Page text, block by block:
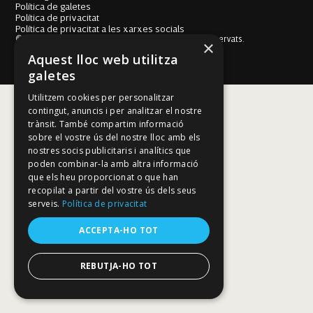
Política de galetes
Política de privacitat
Política de privacitat a les xarxes socials
© Fundació Mallorca Literària 2026. Tots els drets reservats.
Disseny i desenvolupament web BESTALDE STUDIO
×
Aquest lloc web utilitza
galetes
Utilitzem cookies per personalitzar
contingut, anuncis i per analitzar el nostre
trànsit. També compartim informació
sobre el vostre ús del nostre lloc amb els
nostres socis publicitaris i analítics que
poden combinar-la amb altra informació
que els heu proporcionat o que han
recopilat a partir del vostre ús dels seus
serveis. Política de privacitat
ACCEPTA-HO TOT
REBUTJA-HO TOT